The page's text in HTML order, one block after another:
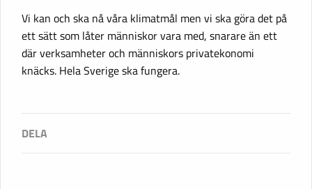
Vi kan och ska nå våra klimatmål men vi ska göra det på
ett sätt som låter människor vara med, snarare än ett
där verksamheter och människors privatekonomi
knäcks. Hela Sverige ska fungera.